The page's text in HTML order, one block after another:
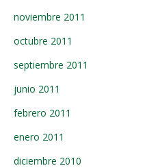
noviembre 2011
octubre 2011
septiembre 2011
junio 2011
febrero 2011
enero 2011
diciembre 2010